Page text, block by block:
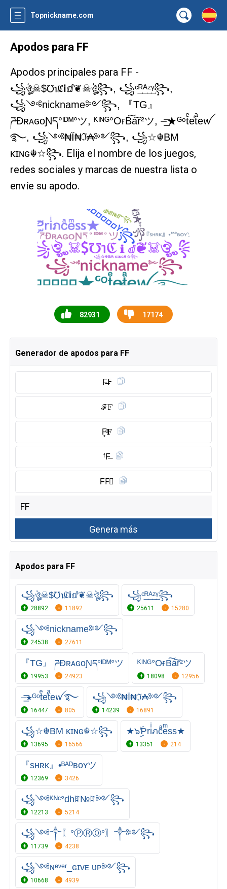
Topnickname.com
Apodos para FF
Apodos principales para FF -
꧁ঔৣ☠︎$℧℩ℭℹ︎ⅆ❦☠︎ঔৣ꧂, ꧁ᶜ͢ᴿ͢ᴬ͢ᶻ͢ᵞ꧂,
꧁༺nickname༻꧂, 『TG』
ཌĐʀᴀɢᴏƝད°ᴵᴰᴹ°ツ, ᴷᴵᴺᴳ°OғB͠a͠r²ツ, ⏤͟͟͞͞★ᴳᵒtͤeⷦtͣeꪝ
࿐, ꧁༺₦Ї₦ℑ₳༻꧂, ꧁☆☬BM
κɪɴɢ☬☆꧂. Elija el nombre de los juegos,
redes sociales y marcas de nuestra lista o
envíe su apodo.
82931 17174
Generador de apodos para FF
F̶𝖥
ℱ𝙵
F̥ͦ𝐅
ᶠF̶
FF⃠
Apodos para FF
꧁ঔৣ☠︎$℧℩ℭℹ︎ⅆ❦☠︎ঔৣ꧂
28892 11892
꧁ᶜ͢ᴿ͢ᴬ͢ᶻ͢ᵞ꧂
25611 15280
꧁༺nickname༻꧂
24538 27611
『TG』 ཌĐʀᴀɢᴏƝད°ᴵᴰᴹ°ツ
19953 24923
ᴷᴵᴺᴳ°OғB͠a͠r²ツ
18098 12956
⏤͟͟͞͞★ᴳᵒtͤeⷦtͣeꪝ࿐
16447 805
꧁༺₦Ї₦ℑ₳༻꧂
14239 16891
꧁☆☬BM κɪɴɢ☬☆꧂
13695 16566
★๖ۣۜƤriͥภcͣeͫss★
13351 214
『sʜʀᴋ』•ᴮᴬᴰʙᴏʏツ
12369 3426
꧁༺ᴷᴺᶜ°dhꍏ№ꍏ༻꧂
12213 5214
꧁༺༒〖°ⓅⓇⓄ°〗༒༻꧂
11739 4238
꧁༺ɴᵉᵛᵉʳ_ɢɪᴠᴇ ᴜᴘ༻꧂
10668 4939